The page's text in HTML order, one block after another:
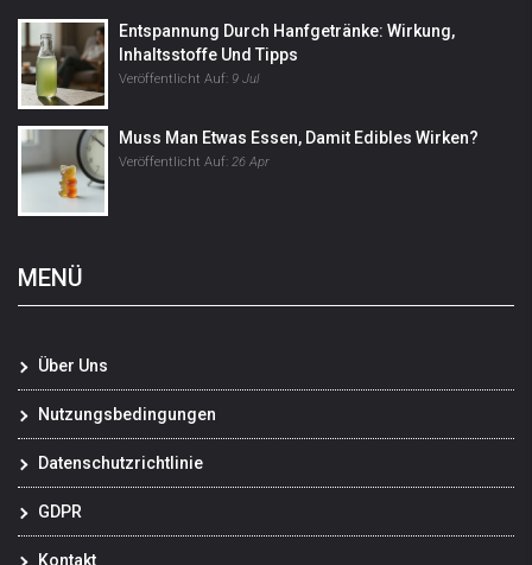
Entspannung Durch Hanfgetränke: Wirkung,
Inhaltsstoffe Und Tipps
Veröffentlicht Auf: 9 Jul
Muss Man Etwas Essen, Damit Edibles Wirken?
Veröffentlicht Auf: 26 Apr
MENÜ
Über Uns
Nutzungsbedingungen
Datenschutzrichtlinie
GDPR
Kontakt